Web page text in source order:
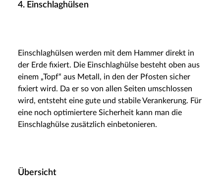
4. Einschlaghülsen
Einschlaghülsen werden mit dem Hammer direkt in
der Erde fixiert. Die Einschlaghülse besteht oben aus
einem „Topf“ aus Metall, in den der Pfosten sicher
fixiert wird. Da er so von allen Seiten umschlossen
wird, entsteht eine gute und stabile Verankerung. Für
eine noch optimiertere Sicherheit kann man die
Einschlaghülse zusätzlich einbetonieren.
Übersicht